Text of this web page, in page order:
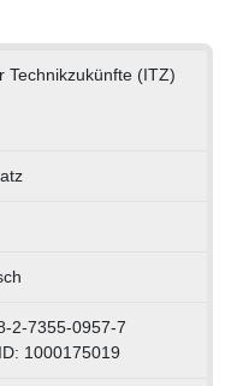
Technikzukünfte (ITZ)
2-7355-0957-7
1000175019